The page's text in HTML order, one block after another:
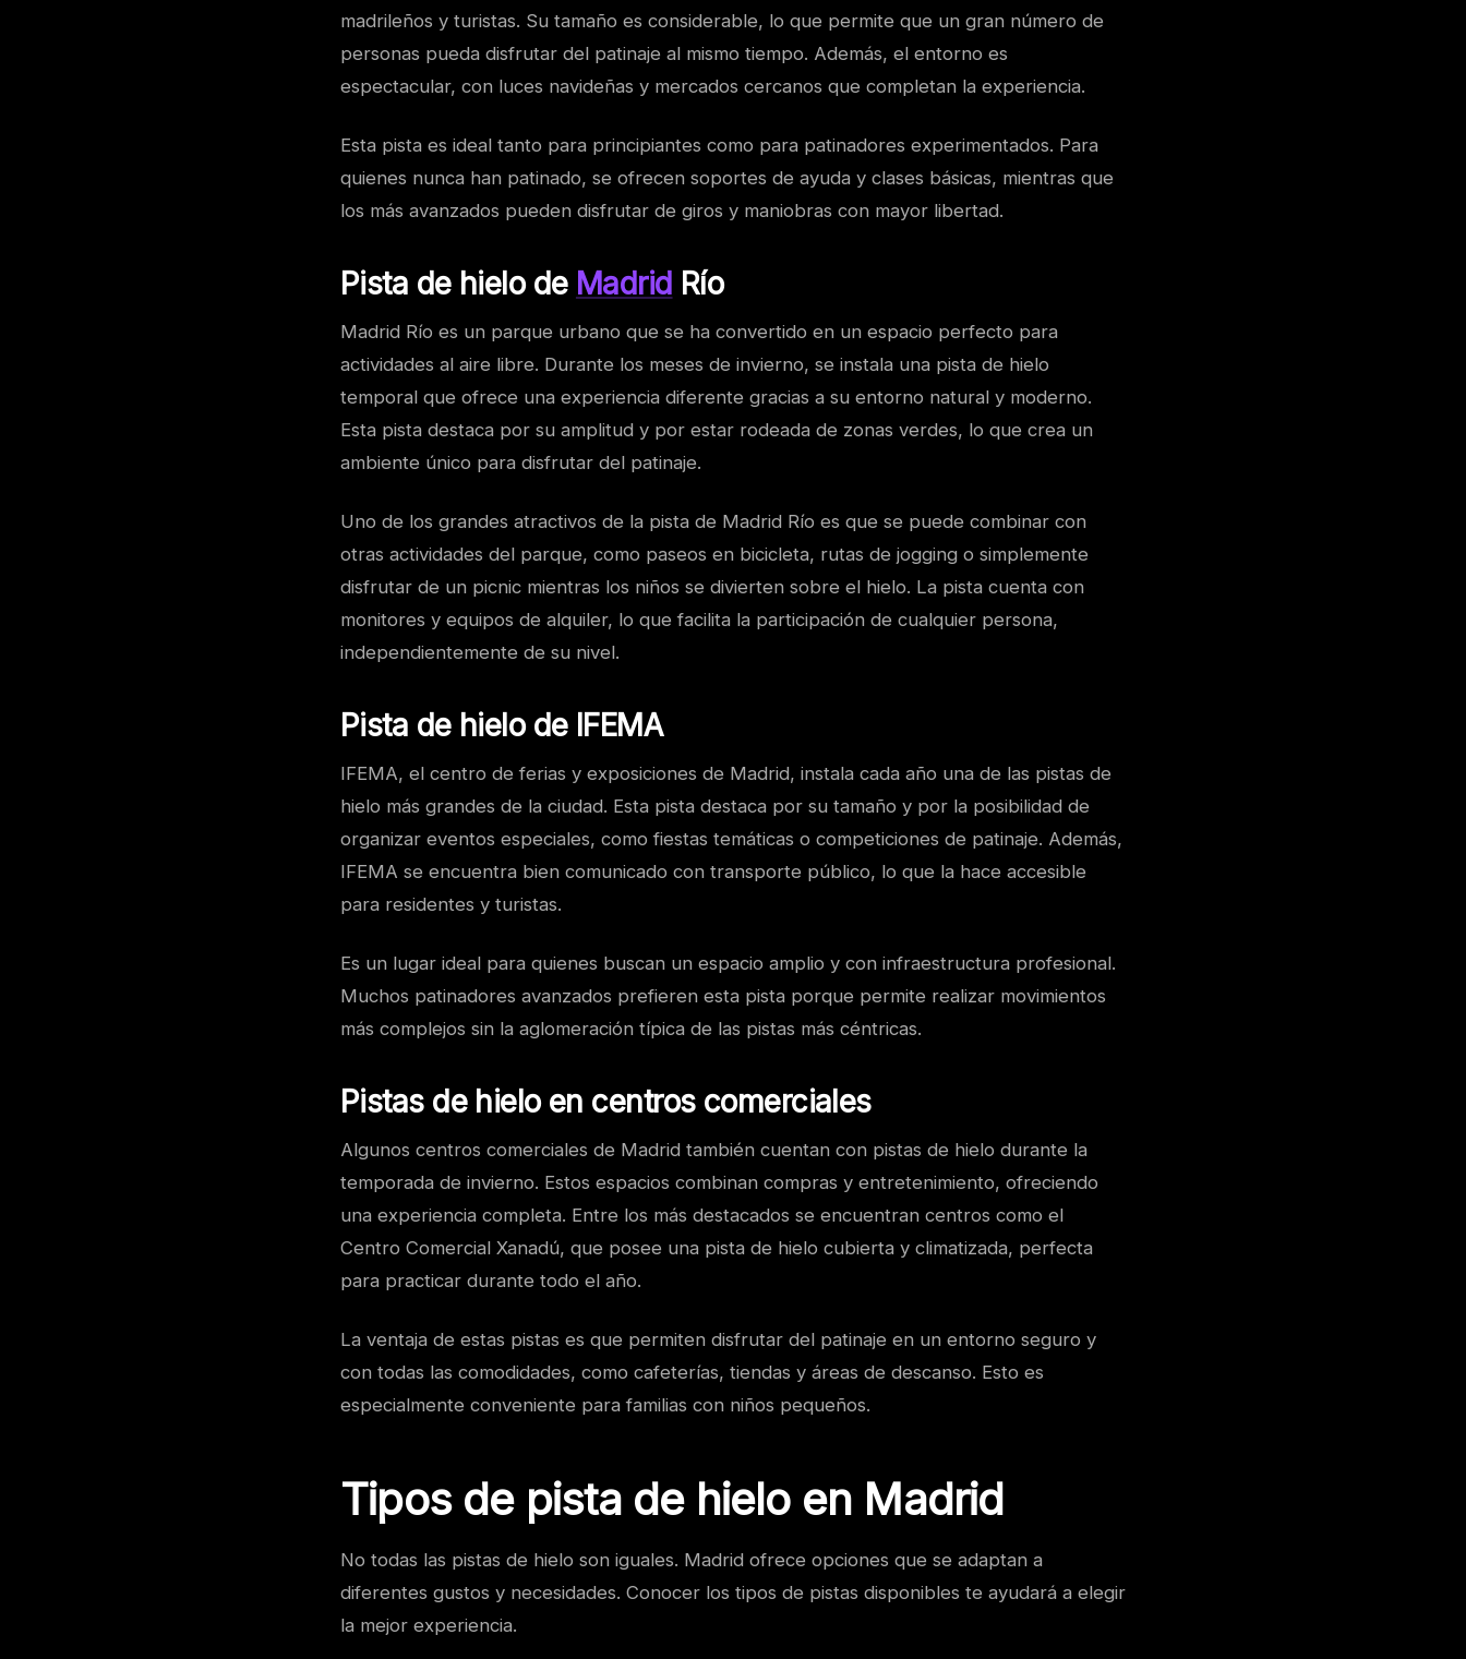
madrileños y turistas. Su tamaño es considerable, lo que permite que un gran número de
personas pueda disfrutar del patinaje al mismo tiempo. Además, el entorno es
espectacular, con luces navideñas y mercados cercanos que completan la experiencia.
Esta pista es ideal tanto para principiantes como para patinadores experimentados. Para
quienes nunca han patinado, se ofrecen soportes de ayuda y clases básicas, mientras que
los más avanzados pueden disfrutar de giros y maniobras con mayor libertad.
Pista de hielo de Madrid Río
Madrid Río es un parque urbano que se ha convertido en un espacio perfecto para
actividades al aire libre. Durante los meses de invierno, se instala una pista de hielo
temporal que ofrece una experiencia diferente gracias a su entorno natural y moderno.
Esta pista destaca por su amplitud y por estar rodeada de zonas verdes, lo que crea un
ambiente único para disfrutar del patinaje.
Uno de los grandes atractivos de la pista de Madrid Río es que se puede combinar con
otras actividades del parque, como paseos en bicicleta, rutas de jogging o simplemente
disfrutar de un picnic mientras los niños se divierten sobre el hielo. La pista cuenta con
monitores y equipos de alquiler, lo que facilita la participación de cualquier persona,
independientemente de su nivel.
Pista de hielo de IFEMA
IFEMA, el centro de ferias y exposiciones de Madrid, instala cada año una de las pistas de
hielo más grandes de la ciudad. Esta pista destaca por su tamaño y por la posibilidad de
organizar eventos especiales, como fiestas temáticas o competiciones de patinaje. Además,
IFEMA se encuentra bien comunicado con transporte público, lo que la hace accesible
para residentes y turistas.
Es un lugar ideal para quienes buscan un espacio amplio y con infraestructura profesional.
Muchos patinadores avanzados prefieren esta pista porque permite realizar movimientos
más complejos sin la aglomeración típica de las pistas más céntricas.
Pistas de hielo en centros comerciales
Algunos centros comerciales de Madrid también cuentan con pistas de hielo durante la
temporada de invierno. Estos espacios combinan compras y entretenimiento, ofreciendo
una experiencia completa. Entre los más destacados se encuentran centros como el
Centro Comercial Xanadú, que posee una pista de hielo cubierta y climatizada, perfecta
para practicar durante todo el año.
La ventaja de estas pistas es que permiten disfrutar del patinaje en un entorno seguro y
con todas las comodidades, como cafeterías, tiendas y áreas de descanso. Esto es
especialmente conveniente para familias con niños pequeños.
Tipos de pista de hielo en Madrid
No todas las pistas de hielo son iguales. Madrid ofrece opciones que se adaptan a
diferentes gustos y necesidades. Conocer los tipos de pistas disponibles te ayudará a elegir
la mejor experiencia.